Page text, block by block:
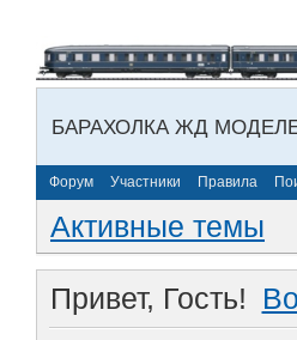
БАРАХОЛКА ЖД
Форум Участники Правила
Активные темы
Привет, Гость!